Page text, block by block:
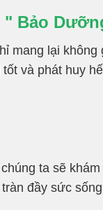
" Bảo
mang lại
và phát huy
ta sẽ
đầy sức